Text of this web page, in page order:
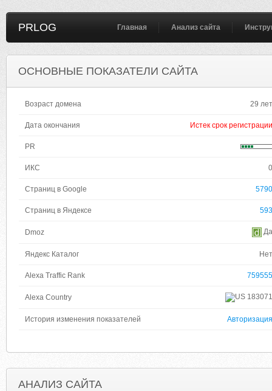
PRLOG Главная Анализ сайта
ОСНОВНЫЕ ПОКАЗАТЕЛИ САЙТА
Возраст домена 29 лет
Дата окончания Истек срок регистрации
PR
ИКС 0
Страниц в Google 5790
Страниц в Яндексе 593
Dmoz Да
Яндекс Каталог Нет
Alexa Traffic Rank 759555
Alexa Country 183071
История изменения показателей Авторизация
АНАЛИЗ САЙТА